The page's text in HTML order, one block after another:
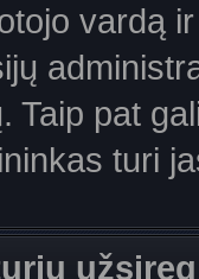
vardą
Taip pat
turi